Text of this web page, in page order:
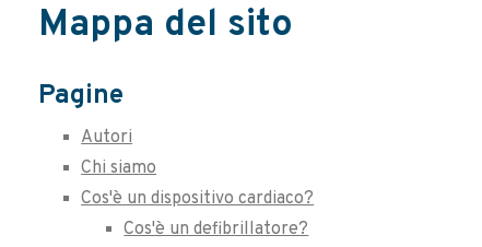
Mappa del sito
Pagine
Autori
Chi siamo
Cos'è un dispositivo cardiaco?
Cos'è un defibrillatore?